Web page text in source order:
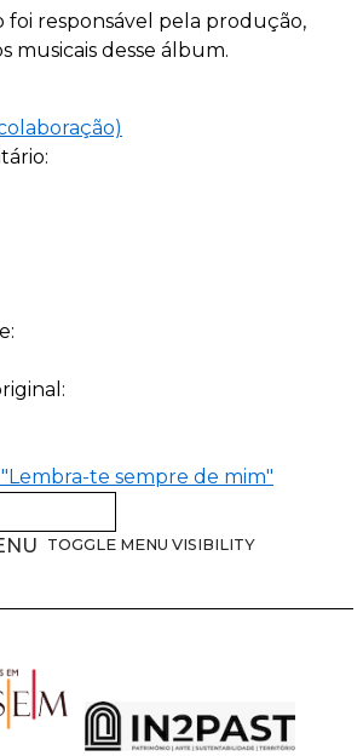
foi responsável pela produção,
musicais desse álbum.
te sempre de mim"
TOGGLE MENU VISIBILITY